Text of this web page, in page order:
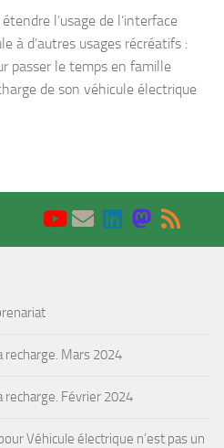
l’usage de l’interface
à d’autres usages récréatifs :
passer le temps en famille
de son véhicule électrique
recharge. Mars 2024
recharge. Février 2024
Véhicule électrique n’est pas un